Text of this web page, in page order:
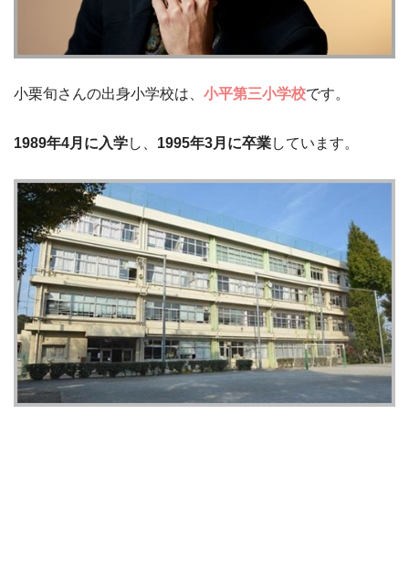
小栗旬さんの出身小学校は、 小平第三小学校です。
1989年4月に入学し、 1995年3月に卒業しています。